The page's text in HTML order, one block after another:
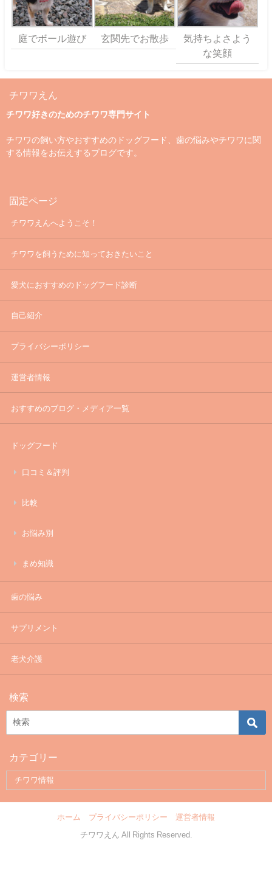
庭でボール遊び 玄関先でお散歩
気持ちよさよう
な笑顔
チワワえん
チワワ好きのためのチワワ専門サイト
チワワの飼い方やおすすめのドッグフード、歯の悩みやチワワに関
する情報をお伝えするブログです。
固定ページ
チワワえんへようこそ！
チワワを飼うために知っておきたいこと
愛犬におすすめのドッグフード診断
自己紹介
プライバシーポリシー
運営者情報
おすすめのブログ・メディア一覧
ドッグフード
口コミ＆評判
比較
お悩み別
まめ知識
歯の悩み
サプリメント
老犬介護
検索
カテゴリー
ホーム プライバシーポリシー 運営者情報
チワワえん All Rights Reserved.